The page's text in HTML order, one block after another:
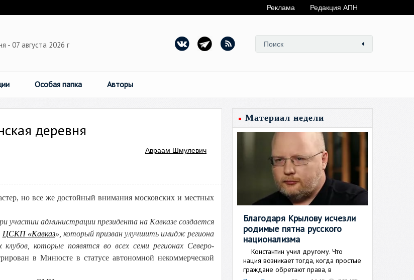
Реклама Редакция АПН
- 07 августа 2026 г
Особая папка Авторы
деревня
Авраам Шмулевич
но все же достойный внимания московских и местных
участии администрации президента на Кавказе создается
ЦСКП «Кавказ», который призван улучшить имидж региона
которые появятся во всех семи регионах Северо-
в Минюсте в статусе автономной некоммерческой
Материал недели
Благодаря Крылову исчезли
родимые пятна русского
национализма
Константин учил другому. Что
нация возникает тогда, когда простые
граждане обретают права, в